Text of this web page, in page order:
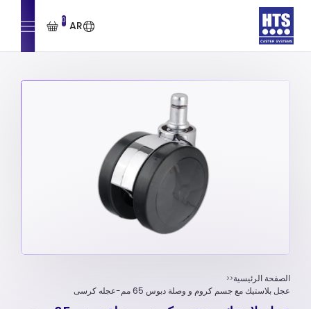
AR
0
الصفحة الرئيسية
عجل بلاستيك مع جسم كروم و وصلة دبوس 65 مم-عجله کرسی